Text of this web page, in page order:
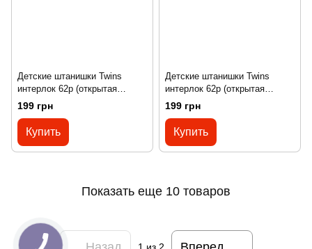
Детские штанишки Twins
интерлок 62р (открытая
ножка) розовый
199 грн
Купить
Детские штанишки Twins
интерлок 62р (открытая
ножка) черный
199 грн
Купить
Показать еще 10 товаров